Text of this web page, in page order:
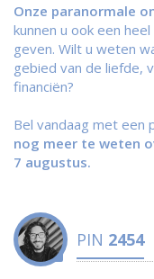
Onze paranormale
kunnen u ook een
geven. Wilt u weten
gebied van de liefde,
financiën?
Bel vandaag met een
nog meer te weten
7 augustus.
PIN 2454